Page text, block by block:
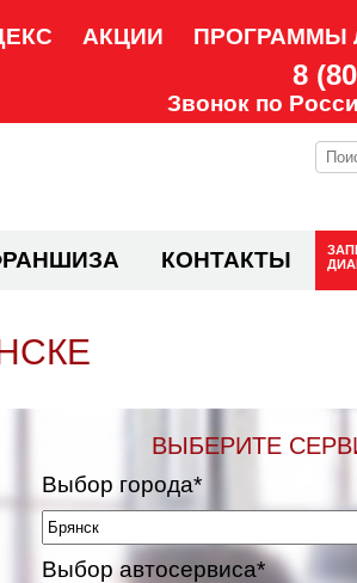
АКЦИИ ПРОГРАММЫ
8
Звонок по
КОНТАКТЫ
ВЫБЕРИТЕ
Выбор города*
Выбор автосервиса*